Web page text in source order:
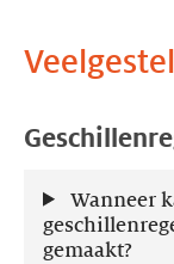
Wanneer
gemaakt?